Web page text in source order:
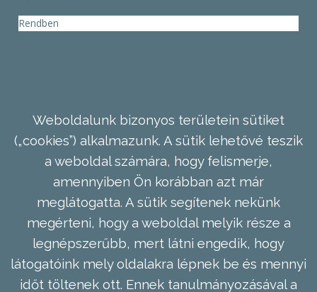
Rendben
Weboldalunk bizonyos területein sütiket
(„cookies”) alkalmazunk. A sütik lehetővé teszik
a weboldal számára, hogy felismerje,
amennyiben Ön korábban azt már
meglátogatta. A sütik segítenek nekünk
megérteni, hogy a weboldal melyik része a
legnépszerűbb, mert látni engedik, hogy
látogatóink mely oldalakra lépnek be és mennyi
időt töltenek ott. Ennek tanulmányozásával a